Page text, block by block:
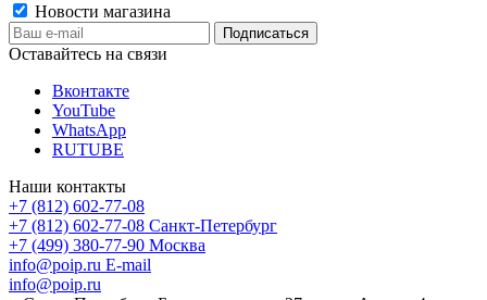
Новости магазина
Оставайтесь на связи
Вконтакте
YouTube
WhatsApp
RUTUBE
Наши контакты
+7 (812) 602-77-08
+7 (812) 602-77-08 Санкт-Петербург
+7 (499) 380-77-90 Москва
info@poip.ru E-mail
info@poip.ru